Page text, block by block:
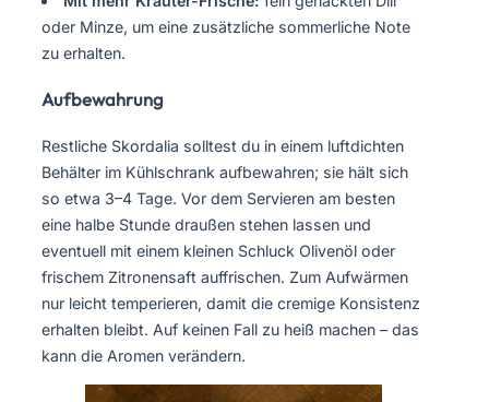
oder Minze, um eine zusätzliche sommerliche Note
zu erhalten.
Aufbewahrung
Restliche Skordalia solltest du in einem luftdichten
Behälter im Kühlschrank aufbewahren; sie hält sich
so etwa 3–4 Tage. Vor dem Servieren am besten
eine halbe Stunde draußen stehen lassen und
eventuell mit einem kleinen Schluck Olivenöl oder
frischem Zitronensaft auffrischen. Zum Aufwärmen
nur leicht temperieren, damit die cremige Konsistenz
erhalten bleibt. Auf keinen Fall zu heiß machen – das
kann die Aromen verändern.